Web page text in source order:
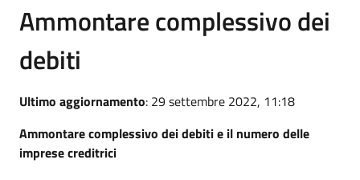
Ammontare complessivo dei
debiti
Ultimo aggiornamento: 29 settembre 2022, 11:18
Ammontare complessivo dei debiti e il numero delle
imprese creditrici